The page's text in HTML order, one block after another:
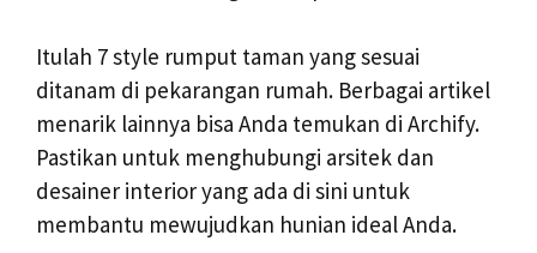
Itulah 7 style rumput taman yang sesuai
ditanam di pekarangan rumah. Berbagai artikel
menarik lainnya bisa Anda temukan di Archify.
Pastikan untuk menghubungi arsitek dan
desainer interior yang ada di sini untuk
membantu mewujudkan hunian ideal Anda.